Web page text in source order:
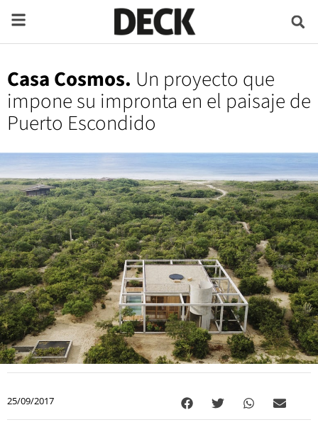
Casa Cosmos. Un proyecto que
impone su impronta en el paisaje de
Puerto Escondido
25/09/2017